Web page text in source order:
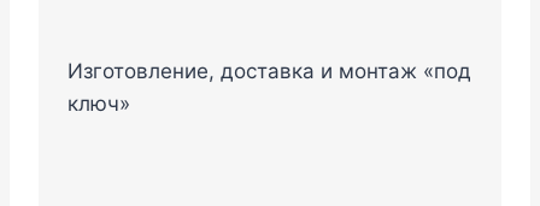
Изготовление, доставка и монтаж «под
ключ»